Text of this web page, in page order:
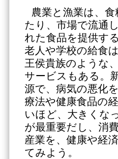
農業と漁業は、
たり、市場で流通
れた食品を提供す
老人や学校の給食
王侯貴族のような
サービスもある。
源で、病気の悪化
療法や健康食品の
いほど、大きくな
が最重要だし、消
産業を、健康や経
てみよう。